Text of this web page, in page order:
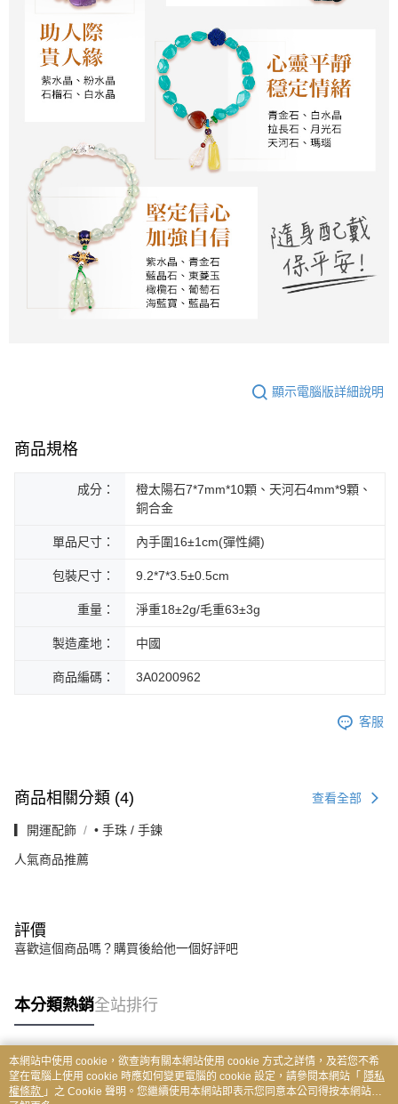
顯示電腦版詳細說明
商品規格
成分：
橙太陽石7*7mm*10顆、天河石4mm*9顆、
銅合金
單品尺寸： 內手圍16±1cm(彈性繩)
包裝尺寸： 9.2*7*3.5±0.5cm
重量： 淨重18±2g/毛重63±3g
製造產地： 中國
商品編碼： 3A0200962
客服
商品相關分類 (4) 查看全部
▎開運配飾 • 手珠 / 手鍊
人氣商品推薦
評價
喜歡這個商品嗎？購買後給他一個好評吧
本分類熱銷全站排行
熱門標籤
本網站中使用 cookie，欲查詢有關本網站使用 cookie 方式之詳情，及若您不希
望在電腦上使用 cookie 時應如何變更電腦的 cookie 設定，請參閱本網站「 隱私
權條款 」之 Cookie 聲明。您繼續使用本網站即表示您同意本公司得按本網站使